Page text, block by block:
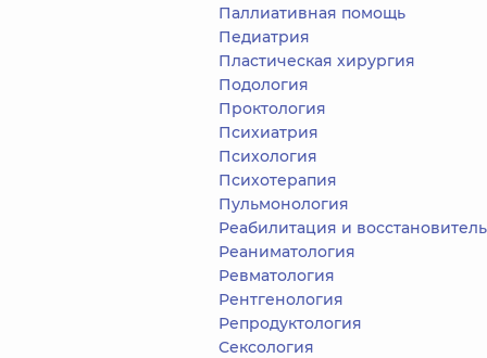
Паллиативная помощь
Педиатрия
Пластическая хирургия
Подология
Проктология
Психиатрия
Психология
Психотерапия
Пульмонология
Реабилитация и восстановительное
Реаниматология
Ревматология
Рентгенология
Репродуктология
Сексология